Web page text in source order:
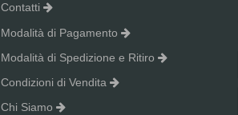
Contatti
Modalità di Pagamento
Modalità di Spedizione e Ritiro
Condizioni di Vendita
Chi Siamo